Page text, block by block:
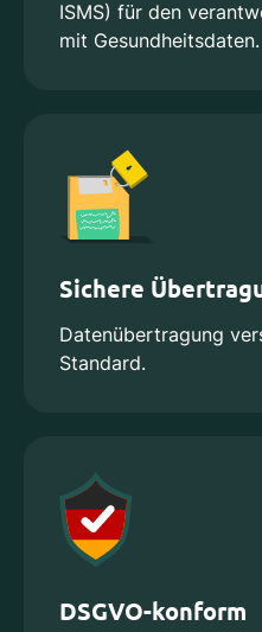
ISMS) für den
mit Gesundheitsdaten.
Sichere
Datenübertragung
Standard.
DSGVO-konform